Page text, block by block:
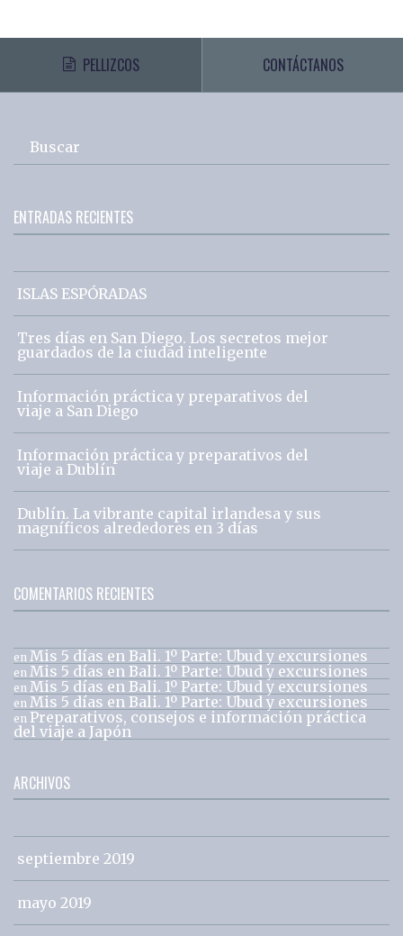
PELLIZCOS CONTÁCTANOS
Buscar
ENTRADAS RECIENTES
ISLAS ESPÓRADAS
Tres días en San Diego. Los secretos mejor
guardados de la ciudad inteligente
Información práctica y preparativos del
viaje a San Diego
Información práctica y preparativos del
viaje a Dublín
Dublín. La vibrante capital irlandesa y sus
magníficos alrededores en 3 días
COMENTARIOS RECIENTES
en Mis 5 días en Bali. 1º Parte: Ubud y excursiones
en Mis 5 días en Bali. 1º Parte: Ubud y excursiones
en Mis 5 días en Bali. 1º Parte: Ubud y excursiones
en Mis 5 días en Bali. 1º Parte: Ubud y excursiones
en Preparativos, consejos e información práctica
del viaje a Japón
ARCHIVOS
septiembre 2019
mayo 2019